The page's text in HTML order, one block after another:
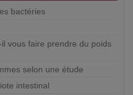
bactéries
vous faire prendre du poids
selon une étude
intestinal